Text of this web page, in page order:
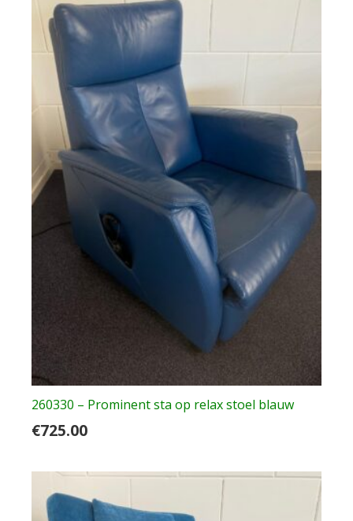
260330 – Prominent sta op relax stoel blauw
€725.00